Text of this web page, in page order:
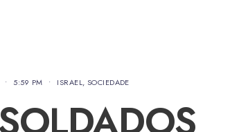
• 5:59 PM • ISRAEL, SOCIEDADE